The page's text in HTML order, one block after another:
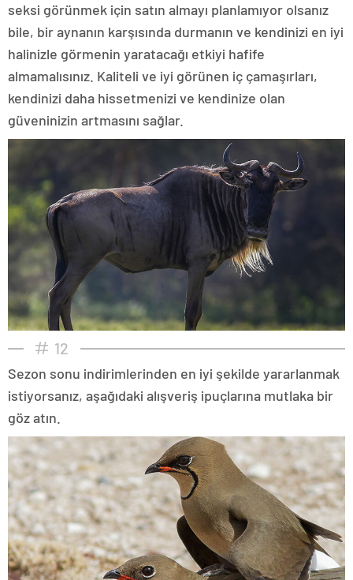
seksi görünmek için satın almayı planlamıyor olsanız
bile, bir aynanın karşısında durmanın ve kendinizi en iyi
halinizle görmenin yaratacağı etkiyi hafife
almamalısınız. Kaliteli ve iyi görünen iç çamaşırları,
kendinizi daha hissetmenizi ve kendinize olan
güveninizin artmasını sağlar.
12
Sezon sonu indirimlerinden en iyi şekilde yararlanmak
istiyorsanız, aşağıdaki alışveriş ipuçlarına mutlaka bir
göz atın.